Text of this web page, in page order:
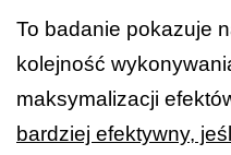
To badanie pokazuje
kolejność
maksymalizacji
bardziej efektywny,